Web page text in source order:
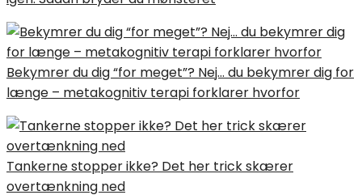
Bekymrer du dig “for meget”? Nej… du bekymrer dig for
længe – metakognitiv terapi forklarer hvorfor
Tankerne stopper ikke? Det her trick skærer
overtænkning ned